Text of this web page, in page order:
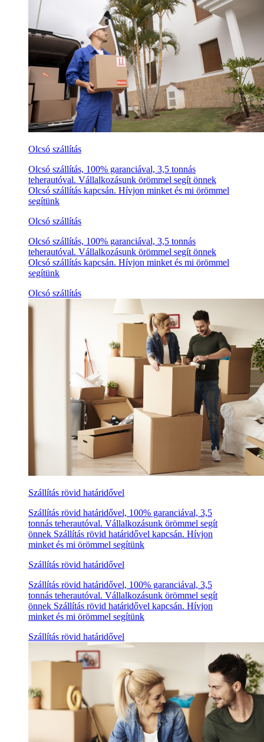
Olcsó szállítás
Olcsó szállítás, 100% garanciával, 3,5 tonnás
teherautóval. Vállalkozásunk örömmel segít önnek
Olcsó szállítás kapcsán. Hívjon minket és mi örömmel
segítünk
Olcsó szállítás
Olcsó szállítás, 100% garanciával, 3,5 tonnás
teherautóval. Vállalkozásunk örömmel segít önnek
Olcsó szállítás kapcsán. Hívjon minket és mi örömmel
segítünk
Olcsó szállítás
Szállítás rövid határidővel
Szállítás rövid határidővel, 100% garanciával, 3,5
tonnás teherautóval. Vállalkozásunk örömmel segít
önnek Szállítás rövid határidővel kapcsán. Hívjon
minket és mi örömmel segítünk
Szállítás rövid határidővel
Szállítás rövid határidővel, 100% garanciával, 3,5
tonnás teherautóval. Vállalkozásunk örömmel segít
önnek Szállítás rövid határidővel kapcsán. Hívjon
minket és mi örömmel segítünk
Szállítás rövid határidővel